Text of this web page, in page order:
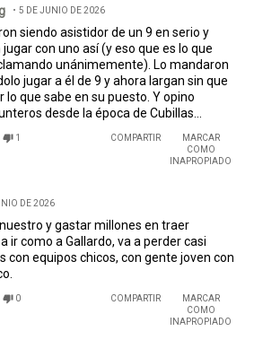
5 DE JUNIO DE 2026
siendo asistidor de un 9 en serio y
con uno así (y eso que es lo que
unánimemente). Lo mandaron
jugar a él de 9 y ahora largan sin que
que sabe en su puesto. Y opino
desde la época de Cubillas...
1 COMPARTIR
MARCAR
COMO
INAPROPIADO
DE 2026
y gastar millones en traer
ir como a Gallardo, va a perder casi
con equipos chicos, con gente joven con
0 COMPARTIR
MARCAR
COMO
INAPROPIADO